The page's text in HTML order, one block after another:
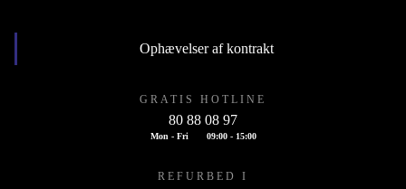
Ophævelser af kontrakt
GRATIS HOTLINE
80 88 08 97
Mon - Fri 09:00 - 15:00
REFURBED I